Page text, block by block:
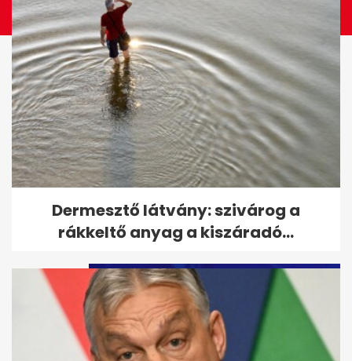
Putyin tájékoztatta Orbánt az
"Ukrajna körüli helyzetről"
Dermesztő látvány: szivárog a
rákkeltő anyag a kiszáradó...